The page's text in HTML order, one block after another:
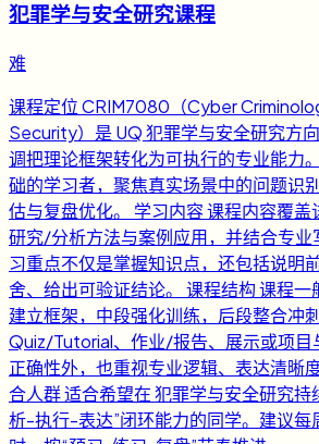
犯罪学与安全研究课程
难
课程定位 CRIM7080（Cyber
Security）是 UQ 犯罪学与安全研究方
调把理论框架转化为可执行的专业能力
础的学习者，聚焦真实场景中的问题识
估与复盘优化。 学习内容 课程内容覆盖
研究/分析方法与案例应用，并结合专业
习重点不仅是掌握知识点，还包括说明
舍、给出可验证结论。 课程结构 课程一
建立框架，中段强化训练，后段整合冲
Quiz/Tutorial、作业/报告、展示或项目
正确性外，也重视专业逻辑、表达清晰
合人群 适合希望在 犯罪学与安全研究持
析-执行-表达”闭环能力的同学。建议每